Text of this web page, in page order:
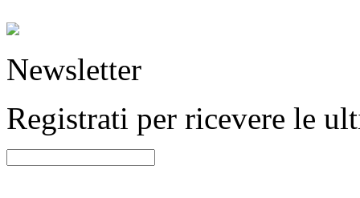
Newsletter
Registrati per ricevere le